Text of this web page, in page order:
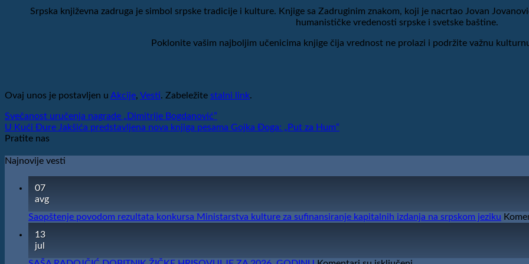
Srpska književna zadruga je simbol srpske tradicije i kulture. Knjige sa Zadruginim znakom, koji je nacrtao Jovan
humanističke vredenosti srpske i svetske baštine.
Poklonite vašim najboljim učenicima knjige čija vrednost ne prolazi i podržite važnu
Ovaj unos je postavljen u Akcije, Vesti. Zabeležite stalni link.
Svečanost uručenja nagrade „Dimitrije Bogdanović”
U Kući Đure Jakšića predstavljena nova knjiga pesama Gojka Đoga: „Put za Hum“
Pratite nas
Najnovije vesti
07
avg
Saopštenje povodom rezultata konkursa Ministarstva kulture za sufinansiranje kapitalnih izdanja na srpskom jeziku
13
jul